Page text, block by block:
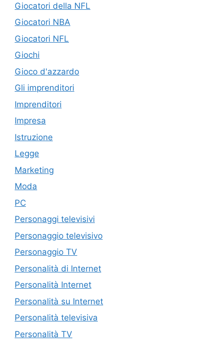
Giocatori della NFL
Giocatori NBA
Giocatori NFL
Giochi
Gioco d'azzardo
Gli imprenditori
Imprenditori
Impresa
Istruzione
Legge
Marketing
Moda
PC
Personaggi televisivi
Personaggio televisivo
Personaggio TV
Personalità di Internet
Personalità Internet
Personalità su Internet
Personalità televisiva
Personalità TV